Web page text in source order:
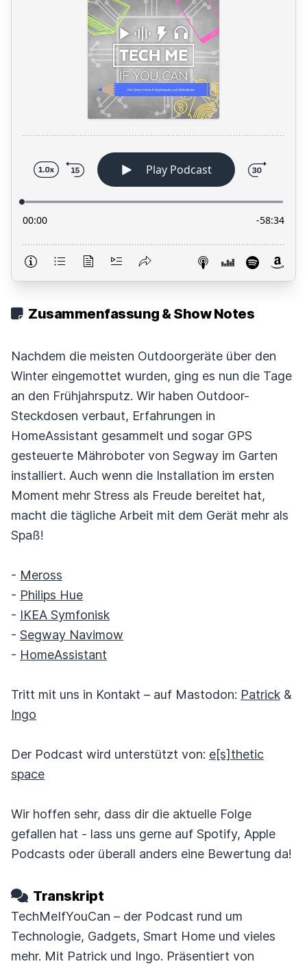
Zusammenfassung & Show Notes
Nachdem die meisten Outdoorgeräte über den
Winter eingemottet wurden, ging es nun die Tage
an den Frühjahrsputz. Wir haben Outdoor-
Steckdosen verbaut, Erfahrungen in
HomeAssistant gesammelt und sogar GPS
gesteuerte Mähroboter von Segway im Garten
installiert. Auch wenn die Installation im ersten
Moment mehr Stress als Freude bereitet hat,
macht die tägliche Arbeit mit dem Gerät mehr als
Spaß!
- Meross
- Philips Hue
- IKEA Symfonisk
- Segway Navimow
- HomeAssistant
Tritt mit uns in Kontakt – auf Mastodon: Patrick &
Ingo
Der Podcast wird unterstützt von: e[s]thetic
space
Wir hoffen sehr, dass dir die aktuelle Folge
gefallen hat - lass uns gerne auf Spotify, Apple
Podcasts oder überall anders eine Bewertung da!
Transkript
TechMeIfYouCan – der Podcast rund um
Technologie, Gadgets, Smart Home und vieles
mehr. Mit Patrick und Ingo. Präsentiert von